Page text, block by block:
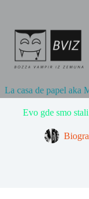
La casa de papel aka
Evo gde smo